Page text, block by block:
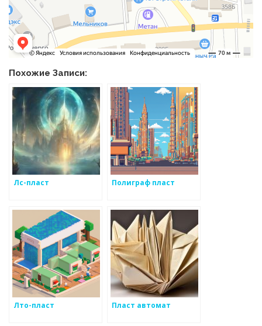
Похожие Записи:
Лс-пласт Полиграф пласт
Лто-пласт Пласт автомат